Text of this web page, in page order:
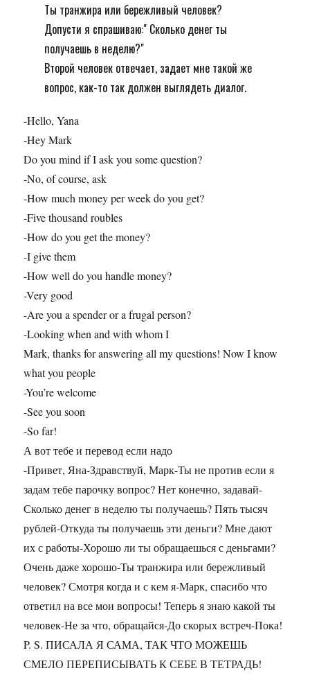
Ты транжира или бережливый человек?
Допусти я спрашиваю:" Сколько денег ты
получаешь в неделю?"
Второй человек отвечает, задает мне такой же
вопрос, как-то так должен выглядеть диалог.
-Hello, Yana
-Hey Mark
Do you mind if I ask you some question?
-No, of course, ask
-How much money per week do you get?
-Five thousand roubles
-How do you get the money?
-I give them
-How well do you handle money?
-Very good
-Are you a spender or a frugal person?
-Looking when and with whom I
Mark, thanks for answering all my questions! Now I know
what you people
-You’re welcome
-See you soon
-So far!
А вот тебе и перевод если надо
-Привет, Яна-Здравствуй, Марк-Ты не против если я
задам тебе парочку вопрос? Нет конечно, задавай-
Сколько денег в неделю ты получаешь? Пять тысяч
рублей-Откуда ты получаешь эти деньги? Мне дают
их с работы-Хорошо ли ты обращаешься с деньгами?
Очень даже хорошо-Ты транжира или бережливый
человек? Смотря когда и с кем я-Марк, спасибо что
ответил на все мои вопросы! Теперь я знаю какой ты
человек-Не за что, обращайся-До скорых встреч-Пока!
P. S. ПИСАЛА Я САМА, ТАК ЧТО МОЖЕШЬ
СМЕЛО ПЕРЕПИСЫВАТЬ К СЕБЕ В ТЕТРАДЬ!